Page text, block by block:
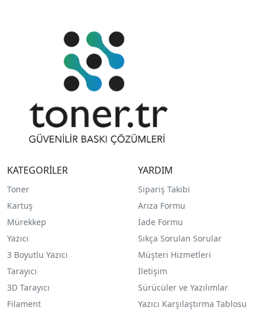
KATEGORİLER
Toner
Kartuş
Mürekkep
Yazıcı
3 Boyutlu Yazıcı
Tarayıcı
3D Tarayıcı
Filament
YARDIM
Sipariş Takibi
Arıza Formu
İade Formu
Sıkça Sorulan Sorular
Müşteri Hizmetleri
İletişim
Sürücüler ve Yazılımlar
Yazıcı Karşılaştırma Tablosu